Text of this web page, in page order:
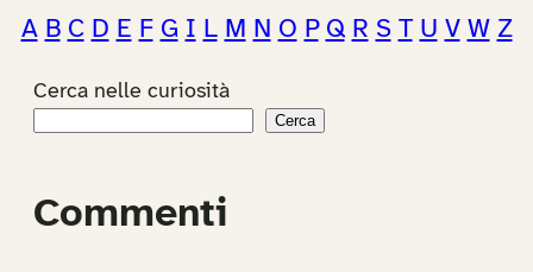
A B C D E F G I L M N O P Q R S T U V W Z
Cerca nelle curiosità
Cerca
Commenti